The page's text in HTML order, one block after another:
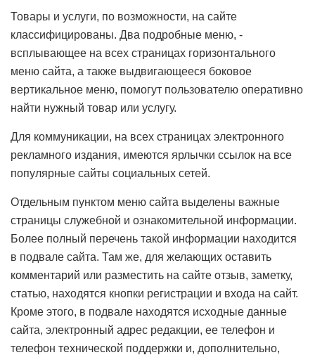
Товары и услуги, по возможности, на сайте
классифицированы. Два подробные меню, -
всплывающее на всех страницах горизонтального
меню сайта, а также выдвигающееся боковое
вертикальное меню, помогут пользователю оперативно
найти нужный товар или услугу.
Для коммуникации, на всех страницах электронного
рекламного издания, имеются ярлычки ссылок на все
популярные сайты социальных сетей.
Отдельным пунктом меню сайта выделены важные
страницы служебной и ознакомительной информации.
Более полный перечень такой информации находится
в подвале сайта. Там же, для желающих оставить
комментарий или разместить на сайте отзыв, заметку,
статью, находятся кнопки регистрации и входа на сайт.
Кроме этого, в подвале находятся исходные данные
сайта, электронный адрес редакции, ее телефон и
телефон технической поддержки и, дополнительно,